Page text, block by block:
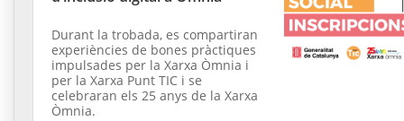
Durant la trobada, es compartiran
experiències de bones pràctiques
impulsades per la Xarxa Òmnia i
per la Xarxa Punt TIC i se
celebraran els 25 anys de la Xarxa
Òmnia.